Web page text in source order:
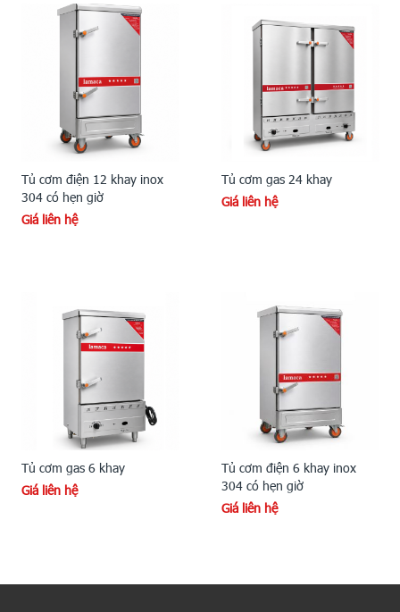
Tủ cơm điện 12 khay inox
304 có hẹn giờ
Giá liên hệ
Tủ cơm gas 24 khay
Giá liên hệ
Tủ cơm gas 6 khay
Giá liên hệ
Tủ cơm điện 6 khay inox
304 có hẹn giờ
Giá liên hệ